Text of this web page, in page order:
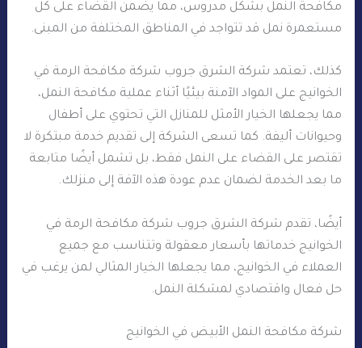
مكافحة النمل بشكل مدروس، مما يضمن القضاء على كل
مستعمرة نمل قد تتواجد في المناطق المختلفة من المبنى.
كذلك، تعتمد شركة الشرق جروب شركة مكافحة الرمة في
الخوانيج على المواد الآمنة بيئيًا أثناء عملية مكافحة النمل،
مما يجعلها الخيار الأمثل للمنازل التي تحتوي على أطفال
وحيوانات أليفة. كما تسعى الشركة إلى تقديم خدمة مبتكرة لا
تقتصر على القضاء على النمل فقط، بل تشمل أيضًا متابعة
ما بعد الخدمة لضمان عدم عودة هذه الآفة إلى منزلك.
أيضًا، تقدم شركة الشرق جروب شركة مكافحة الرمة في
الخوانيج خدماتها بأسعار معقولة وتتناسب مع جميع
العملاء في الخوانيج، مما يجعلها الخيار المثالي لمن يرغب في
حل فعال واقتصادي لمشكلة النمل.
شركة مكافحة النمل الأبيض في الخوانيج